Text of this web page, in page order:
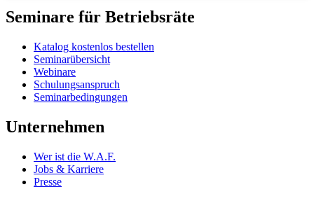
Seminare für Betriebsräte
Katalog kostenlos bestellen
Seminarübersicht
Webinare
Schulungsanspruch
Seminarbedingungen
Unternehmen
Wer ist die W.A.F.
Jobs & Karriere
Presse